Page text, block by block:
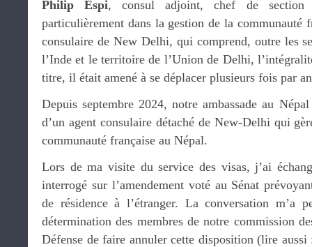
Philip Espi, consul adjoint, chef de section
particulièrement dans la gestion de la communauté
consulaire de New Delhi, qui comprend, outre les
l’Inde et le territoire de l’Union de Delhi,
titre, il était amené à se déplacer plusieurs fois par
Depuis septembre 2024, notre ambassade au
d’un agent consulaire détaché de New-Delhi qui
communauté française au Népal.
Lors de ma visite du service des visas, j’ai
interrogé sur l’amendement voté au Sénat
de résidence à l’étranger. La conversation m’a
détermination des membres de notre commission
Défense de faire annuler cette disposition (lire